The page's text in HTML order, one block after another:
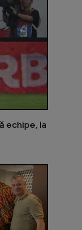
echipe, la
din ultimii 20
Negocierile sunt
Giovanni